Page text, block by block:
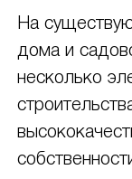
На
дома и
несколько